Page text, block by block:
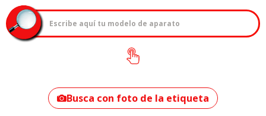
¿Cómo encontrar
tu modelo?
Busca con foto de la etiqueta